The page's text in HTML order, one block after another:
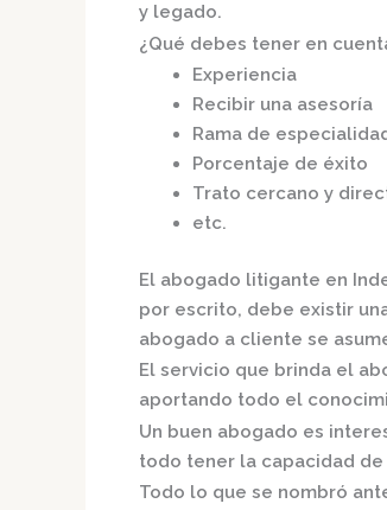
y legado.
¿Qué debes tener en
Experiencia
Recibir una asesoría
Rama de
Porcentaje de éxito
Trato cercano y
etc.
El abogado litigante en
por escrito, debe existir
abogado a cliente se
El servicio que brinda el
aportando todo el
Un buen abogado es
todo tener la capacidad
Todo lo que se nombró